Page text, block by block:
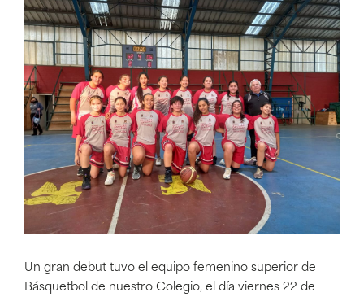
Un gran debut tuvo el equipo femenino superior de
Básquetbol de nuestro Colegio, el día viernes 22 de